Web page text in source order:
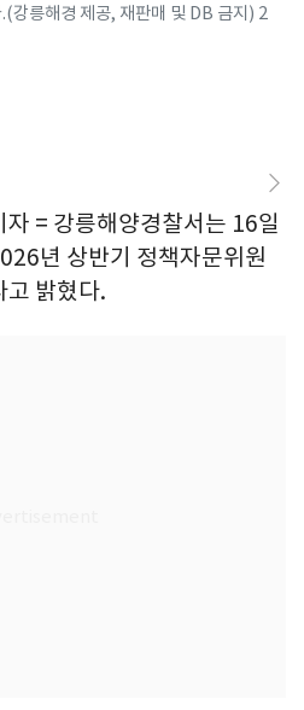
강릉해경 제공, 재판매 및 DB 금지) 2
= 강릉해양경찰서는 16일
년 상반기 정책자문위원
고 밝혔다.